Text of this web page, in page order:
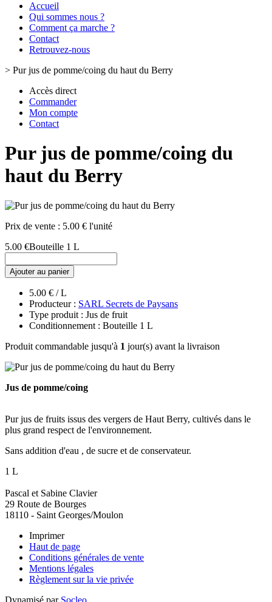
Accueil
Qui sommes nous ?
Comment ça marche ?
Contact
Retrouvez-nous
> Pur jus de pomme/coing du haut du Berry
Accès direct
Commander
Mon compte
Contact
Pur jus de pomme/coing du
haut du Berry
Prix de vente : 5.00 € l'unité
5.00 €Bouteille 1 L
Ajouter au panier
5.00 € / L
Producteur : SARL Secrets de Paysans
Type produit : Jus de fruit
Conditionnement : Bouteille 1 L
Produit commandable jusqu'à 1 jour(s) avant la livraison
Jus de pomme/coing
Pur jus de fruits issus des vergers de Haut Berry, cultivés dans le
plus grand respect de l'environnement.
Sans addition d'eau , de sucre et de conservateur.
1 L
Pascal et Sabine Clavier
29 Route de Bourges
18110 - Saint Georges/Moulon
Imprimer
Haut de page
Conditions générales de vente
Mentions légales
Règlement sur la vie privée
Dynamisé par Socleo